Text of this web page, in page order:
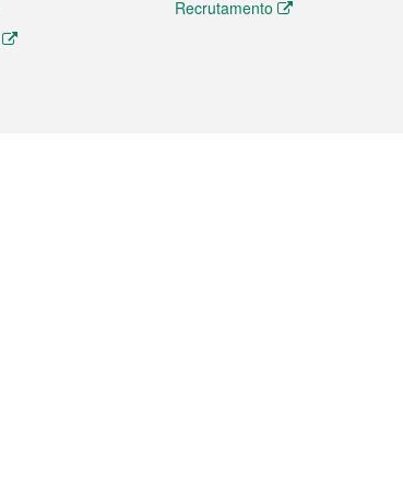
Recrutamento